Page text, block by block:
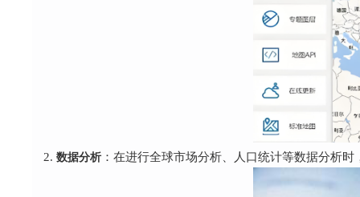
数据分析 ：在进行全球市场分析、人口统计等数据分析